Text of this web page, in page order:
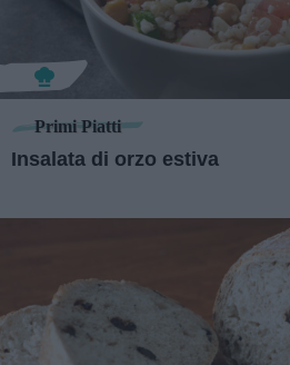
Primi Piatti
Insalata di orzo estiva